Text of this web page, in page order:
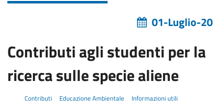
01-Luglio-20
Contributi agli studenti per la
ricerca sulle specie aliene
Contributi Educazione Ambientale Informazioni utili